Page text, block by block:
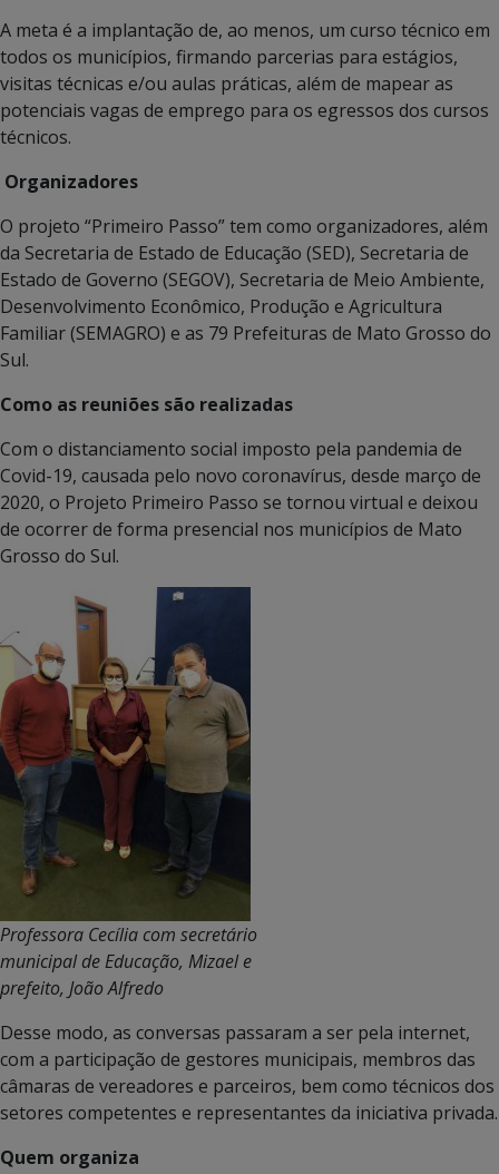
A meta é a implantação de, ao menos, um curso técnico em
todos os municípios, firmando parcerias para estágios,
visitas técnicas e/ou aulas práticas, além de mapear as
potenciais vagas de emprego para os egressos dos cursos
técnicos.
Organizadores
O projeto “Primeiro Passo” tem como organizadores, além
da Secretaria de Estado de Educação (SED), Secretaria de
Estado de Governo (SEGOV), Secretaria de Meio Ambiente,
Desenvolvimento Econômico, Produção e Agricultura
Familiar (SEMAGRO) e as 79 Prefeituras de Mato Grosso do
Sul.
Como as reuniões são realizadas
Com o distanciamento social imposto pela pandemia de
Covid-19, causada pelo novo coronavírus, desde março de
2020, o Projeto Primeiro Passo se tornou virtual e deixou
de ocorrer de forma presencial nos municípios de Mato
Grosso do Sul.
Professora Cecília com secretário
municipal de Educação, Mizael e
prefeito, João Alfredo
Desse modo, as conversas passaram a ser pela internet,
com a participação de gestores municipais, membros das
câmaras de vereadores e parceiros, bem como técnicos dos
setores competentes e representantes da iniciativa privada.
Quem organiza